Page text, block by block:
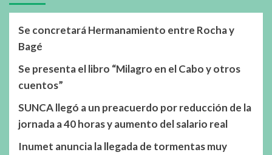
Se concretará Hermanamiento entre Rocha y
Bagé
Se presenta el libro “Milagro en el Cabo y otros
cuentos”
SUNCA llegó a un preacuerdo por reducción de la
jornada a 40 horas y aumento del salario real
Inumet anuncia la llegada de tormentas muy